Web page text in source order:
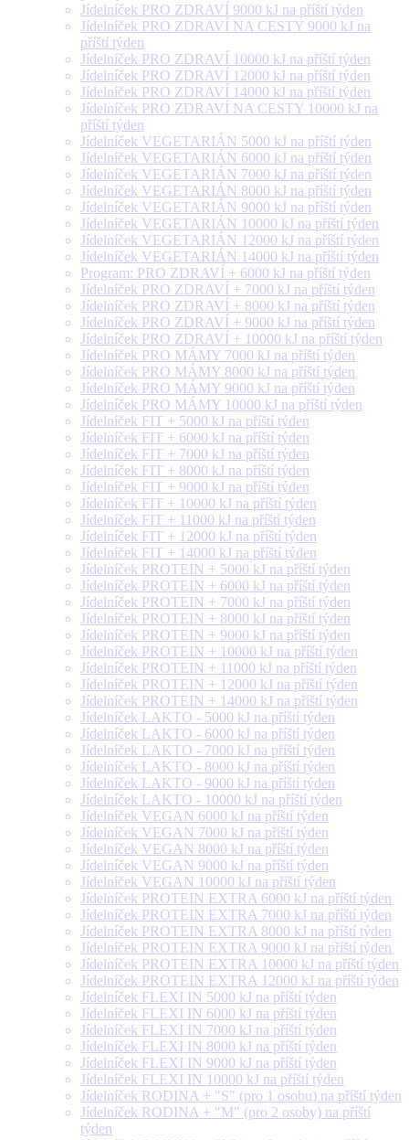
Jídelníček PRO ZDRAVÍ 9000 kJ na příští týden
Jídelníček PRO ZDRAVÍ NA CESTY 9000 kJ na
příští týden
Jídelníček PRO ZDRAVÍ 10000 kJ na příští týden
Jídelníček PRO ZDRAVÍ 12000 kJ na příští týden
Jídelníček PRO ZDRAVÍ 14000 kJ na příští týden
Jídelníček PRO ZDRAVÍ NA CESTY 10000 kJ na
příští týden
Jídelníček VEGETARIÁN 5000 kJ na příští týden
Jídelníček VEGETARIÁN 6000 kJ na příští týden
Jídelníček VEGETARIÁN 7000 kJ na příští týden
Jídelníček VEGETARIÁN 8000 kJ na příští týden
Jídelníček VEGETARIÁN 9000 kJ na příští týden
Jídelníček VEGETARIÁN 10000 kJ na příští týden
Jídelníček VEGETARIÁN 12000 kJ na příští týden
Jídelníček VEGETARIÁN 14000 kJ na příští týden
Program: PRO ZDRAVÍ + 6000 kJ na příští týden
Jídelníček PRO ZDRAVÍ + 7000 kJ na příští týden
Jídelníček PRO ZDRAVÍ + 8000 kJ na příští týden
Jídelníček PRO ZDRAVÍ + 9000 kJ na příští týden
Jídelníček PRO ZDRAVÍ + 10000 kJ na příští týden
Jídelníček PRO MÁMY 7000 kJ na příští týden
Jídelníček PRO MÁMY 8000 kJ na příští týden
Jídelníček PRO MÁMY 9000 kJ na příští týden
Jídelníček PRO MÁMY 10000 kJ na příští týden
Jídelníček FIT + 5000 kJ na příští týden
Jídelníček FIT + 6000 kJ na příští týden
Jídelníček FIT + 7000 kJ na příští týden
Jídelníček FIT + 8000 kJ na příští týden
Jídelníček FIT + 9000 kJ na příští týden
Jídelníček FIT + 10000 kJ na příští týden
Jídelníček FIT + 11000 kJ na příští týden
Jídelníček FIT + 12000 kJ na příští týden
Jídelníček FIT + 14000 kJ na příští týden
Jídelníček PROTEIN + 5000 kJ na příští týden
Jídelníček PROTEIN + 6000 kJ na příští týden
Jídelníček PROTEIN + 7000 kJ na příští týden
Jídelníček PROTEIN + 8000 kJ na příští týden
Jídelníček PROTEIN + 9000 kJ na příští týden
Jídelníček PROTEIN + 10000 kJ na příští týden
Jídelníček PROTEIN + 11000 kJ na příští týden
Jídelníček PROTEIN + 12000 kJ na příští týden
Jídelníček PROTEIN + 14000 kJ na příští týden
Jídelníček LAKTO - 5000 kJ na příští týden
Jídelníček LAKTO - 6000 kJ na příští týden
Jídelníček LAKTO - 7000 kJ na příští týden
Jídelníček LAKTO - 8000 kJ na příští týden
Jídelníček LAKTO - 9000 kJ na příští týden
Jídelníček LAKTO - 10000 kJ na příští týden
Jídelníček VEGAN 6000 kJ na příští týden
Jídelníček VEGAN 7000 kJ na příští týden
Jídelníček VEGAN 8000 kJ na příští týden
Jídelníček VEGAN 9000 kJ na příští týden
Jídelníček VEGAN 10000 kJ na příští týden
Jídelníček PROTEIN EXTRA 6000 kJ na příští týden
Jídelníček PROTEIN EXTRA 7000 kJ na příští týden
Jídelníček PROTEIN EXTRA 8000 kJ na příští týden
Jídelníček PROTEIN EXTRA 9000 kJ na příští týden
Jídelníček PROTEIN EXTRA 10000 kJ na příští týden
Jídelníček PROTEIN EXTRA 12000 kJ na příští týden
Jídelníček FLEXI IN 5000 kJ na příští týden
Jídelníček FLEXI IN 6000 kJ na příští týden
Jídelníček FLEXI IN 7000 kJ na příští týden
Jídelníček FLEXI IN 8000 kJ na příští týden
Jídelníček FLEXI IN 9000 kJ na příští týden
Jídelníček FLEXI IN 10000 kJ na příští týden
Jídelníček RODINA + "S" (pro 1 osobu) na příští týden
Jídelníček RODINA + "M" (pro 2 osoby) na příští
týden